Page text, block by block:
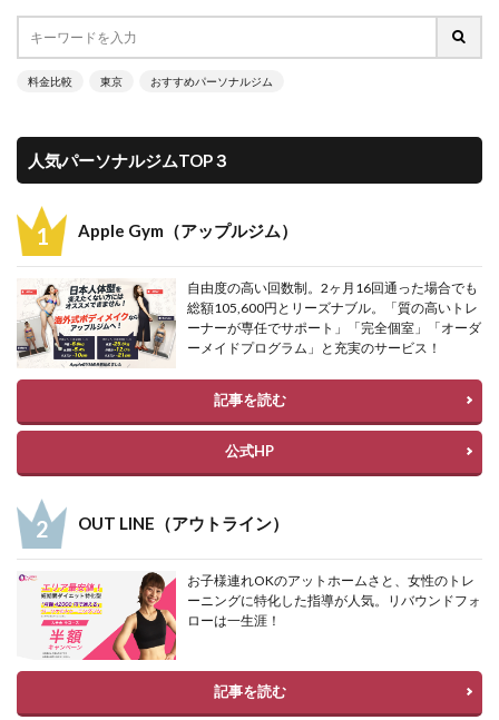
料金比較 東京 おすすめパーソナルジム
人気パーソナルジムTOP３
Apple Gym（アップルジム）
自由度の高い回数制。2ヶ月16回通った場合でも
総額105,600円とリーズナブル。「質の高いトレ
ーナーが専任でサポート」「完全個室」「オーダ
ーメイドプログラム」と充実のサービス！
記事を読む
公式HP
OUT LINE（アウトライン）
お子様連れOKのアットホームさと、女性のトレ
ーニングに特化した指導が人気。リバウンドフォ
ローは一生涯！
記事を読む